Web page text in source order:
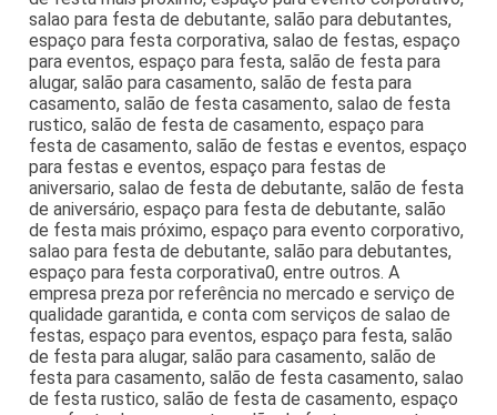
salao para festa de debutante, salão para debutantes,
espaço para festa corporativa, salao de festas, espaço
para eventos, espaço para festa, salão de festa para
alugar, salão para casamento, salão de festa para
casamento, salão de festa casamento, salao de festa
rustico, salão de festa de casamento, espaço para
festa de casamento, salão de festas e eventos, espaço
para festas e eventos, espaço para festas de
aniversario, salao de festa de debutante, salão de festa
de aniversário, espaço para festa de debutante, salão
de festa mais próximo, espaço para evento corporativo,
salao para festa de debutante, salão para debutantes,
espaço para festa corporativa0, entre outros. A
empresa preza por referência no mercado e serviço de
qualidade garantida, e conta com serviços de salao de
festas, espaço para eventos, espaço para festa, salão
de festa para alugar, salão para casamento, salão de
festa para casamento, salão de festa casamento, salao
de festa rustico, salão de festa de casamento, espaço